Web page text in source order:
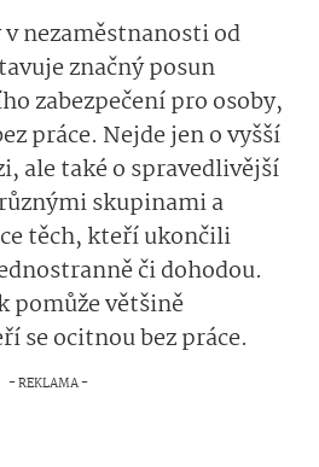
nezaměstnanosti od
značný posun
zabezpečení pro osoby,
práce. Nejde jen o vyšší
ale také o spravedlivější
skupinami a
těch, kteří ukončili
či dohodou.
pomůže většině
se ocitnou bez práce.